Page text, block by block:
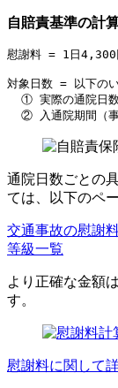
自賠責基準の計
慰謝料 = 1日
対象日数 = 以下の
② 入通院期間（
通院日数ごとの
ては、以下のペ
交通事故の慰謝
等級一覧
より正確な金額
す。
慰謝料に関して